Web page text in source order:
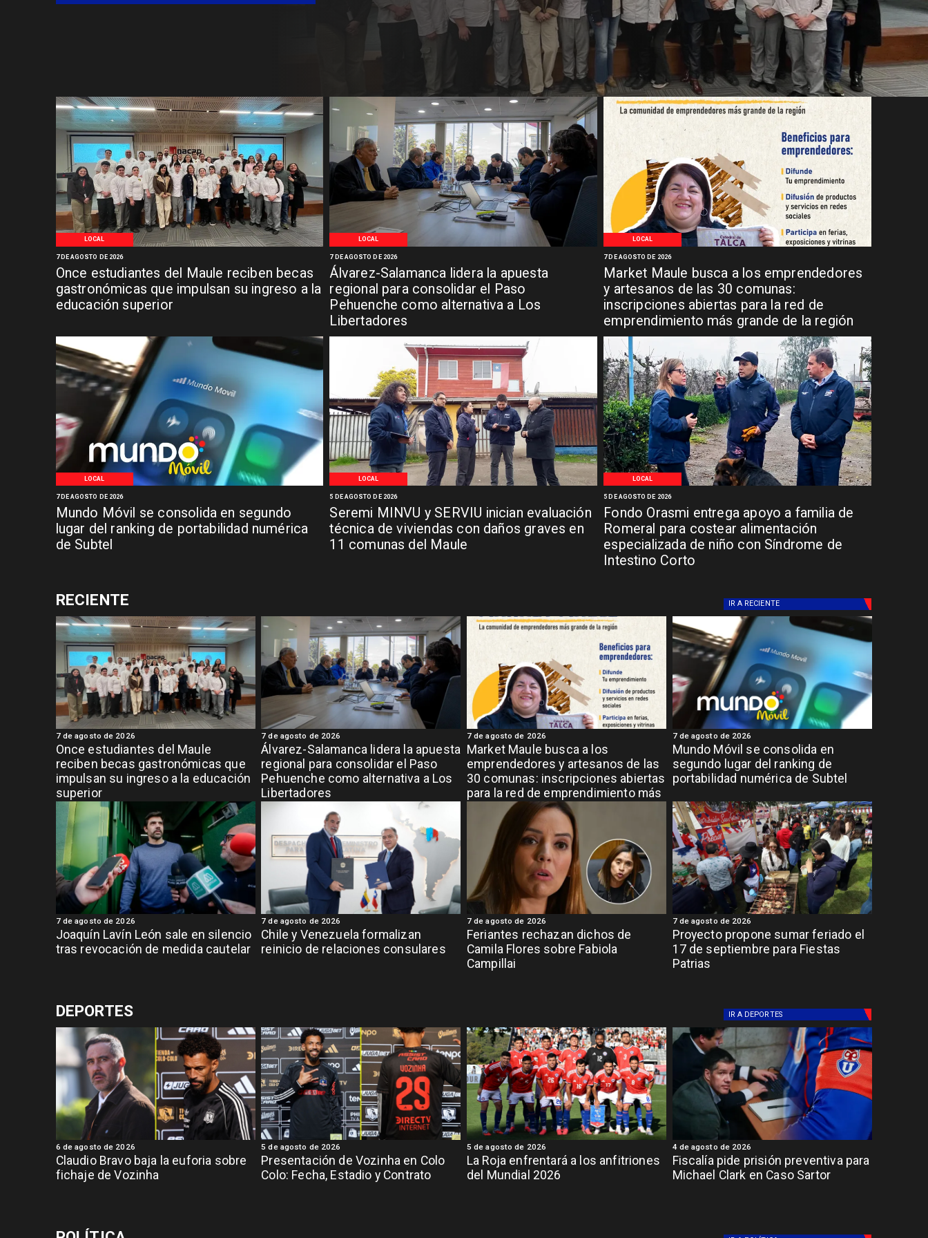
LOCAL
Once estudiantes del Maule reciben becas
gastronómicas que impulsan su ingreso a la
educación superior
7 DE AGOSTO DE 2026
LOCAL
Álvarez-Salamanca lidera la apuesta
regional para consolidar el Paso
Pehuenche como alternativa a Los
Libertadores
7 DE AGOSTO DE 2026
LOCAL
Market Maule busca a los emprendedores
y artesanos de las 30 comunas:
inscripciones abiertas para la red de
emprendimiento más grande de la región
7 DE AGOSTO DE 2026
LOCAL
Mundo Móvil se consolida en segundo
lugar del ranking de portabilidad numérica
de Subtel
7 DE AGOSTO DE 2026
LOCAL
Seremi MINVU y SERVIU inician evaluación
técnica de viviendas con daños graves en
11 comunas del Maule
5 DE AGOSTO DE 2026
LOCAL
Fondo Orasmi entrega apoyo a familia de
Romeral para costear alimentación
especializada de niño con Síndrome de
Intestino Corto
5 DE AGOSTO DE 2026
RECIENTE IR A RECIENTE
Once estudiantes del Maule
reciben becas gastronómicas que
impulsan su ingreso a la educación
superior
7 de agosto de 2026
Álvarez-Salamanca lidera la apuesta
regional para consolidar el Paso
Pehuenche como alternativa a Los
Libertadores
7 de agosto de 2026
Market Maule busca a los
emprendedores y artesanos de las
30 comunas: inscripciones abiertas
para la red de emprendimiento más
grande de la región
7 de agosto de 2026
Mundo Móvil se consolida en
segundo lugar del ranking de
portabilidad numérica de Subtel
7 de agosto de 2026
Joaquín Lavín León sale en silencio
tras revocación de medida cautelar
7 de agosto de 2026
Chile y Venezuela formalizan
reinicio de relaciones consulares
7 de agosto de 2026
Feriantes rechazan dichos de
Camila Flores sobre Fabiola
Campillai
7 de agosto de 2026
Proyecto propone sumar feriado el
17 de septiembre para Fiestas
Patrias
7 de agosto de 2026
DEPORTES IR A DEPORTES
Claudio Bravo baja la euforia sobre
fichaje de Vozinha
6 de agosto de 2026
Presentación de Vozinha en Colo
Colo: Fecha, Estadio y Contrato
5 de agosto de 2026
La Roja enfrentará a los anfitriones
del Mundial 2026
5 de agosto de 2026
Fiscalía pide prisión preventiva para
Michael Clark en Caso Sartor
4 de agosto de 2026